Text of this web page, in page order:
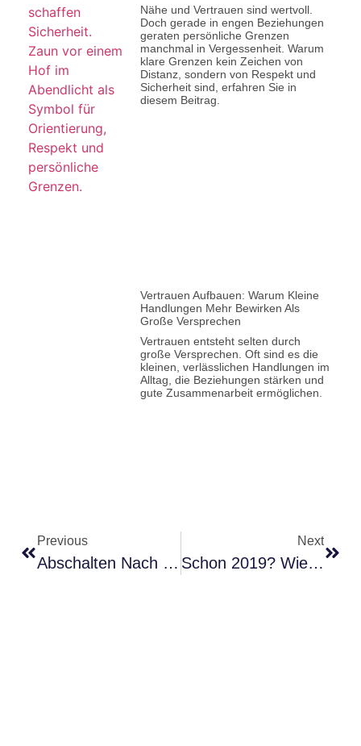
Nähe und Vertrauen sind wertvoll.
Doch gerade in engen Beziehungen
geraten persönliche Grenzen
manchmal in Vergessenheit. Warum
klare Grenzen kein Zeichen von
Distanz, sondern von Respekt und
Sicherheit sind, erfahren Sie in
diesem Beitrag.
Vertrauen Aufbauen: Warum Kleine
Handlungen Mehr Bewirken Als
Große Versprechen
Vertrauen entsteht selten durch
große Versprechen. Oft sind es die
kleinen, verlässlichen Handlungen im
Alltag, die Beziehungen stärken und
gute Zusammenarbeit ermöglichen.
Previous
Abschalten Nach Der Arbeit: 5 Tipps
Next
Schon 2019? Wie Sie Gute Vorsätze Auch Wirklich Umsetzen Können